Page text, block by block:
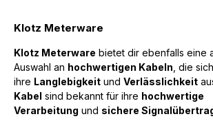
Klotz Meterware
Klotz Meterware bietet dir ebenfalls eine
Auswahl an hochwertigen Kabeln , die
ihre Langlebigkeit und Verlässlichkeit
Kabel sind bekannt für ihre hochwertige
Verarbeitung und sichere